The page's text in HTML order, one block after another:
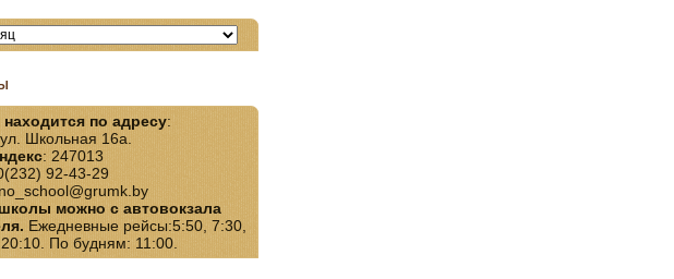
по адресу:
Школьная 16а.
: 247013
92-43-29
можно с автовокзала
Ежедневные рейсы:5:50, 7:30,
По будням: 11:00.